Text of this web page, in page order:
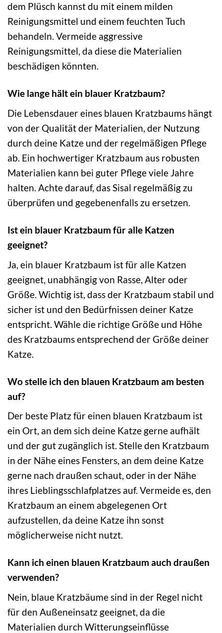
dem Plüsch kannst du mit einem milden
Reinigungsmittel und einem feuchten Tuch
behandeln. Vermeide aggressive
Reinigungsmittel, da diese die Materialien
beschädigen könnten.
Wie lange hält ein blauer Kratzbaum?
Die Lebensdauer eines blauen Kratzbaums hängt
von der Qualität der Materialien, der Nutzung
durch deine Katze und der regelmäßigen Pflege
ab. Ein hochwertiger Kratzbaum aus robusten
Materialien kann bei guter Pflege viele Jahre
halten. Achte darauf, das Sisal regelmäßig zu
überprüfen und gegebenenfalls zu ersetzen.
Ist ein blauer Kratzbaum für alle Katzen
geeignet?
Ja, ein blauer Kratzbaum ist für alle Katzen
geeignet, unabhängig von Rasse, Alter oder
Größe. Wichtig ist, dass der Kratzbaum stabil und
sicher ist und den Bedürfnissen deiner Katze
entspricht. Wähle die richtige Größe und Höhe
des Kratzbaums entsprechend der Größe deiner
Katze.
Wo stelle ich den blauen Kratzbaum am besten
auf?
Der beste Platz für einen blauen Kratzbaum ist
ein Ort, an dem sich deine Katze gerne aufhält
und der gut zugänglich ist. Stelle den Kratzbaum
in der Nähe eines Fensters, an dem deine Katze
gerne nach draußen schaut, oder in der Nähe
ihres Lieblingsschlafplatzes auf. Vermeide es, den
Kratzbaum an einem abgelegenen Ort
aufzustellen, da deine Katze ihn sonst
möglicherweise nicht nutzt.
Kann ich einen blauen Kratzbaum auch draußen
verwenden?
Nein, blaue Kratzbäume sind in der Regel nicht
für den Außeneinsatz geeignet, da die
Materialien durch Witterungseinflüsse